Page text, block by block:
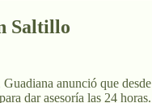
Saltillo
anunció que
dar asesoría las 24 horas.